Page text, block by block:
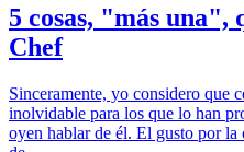
5 cosas, "más una",
Chef
Sinceramente, yo considero que
inolvidable para los que lo han
oyen hablar de él. El gusto por